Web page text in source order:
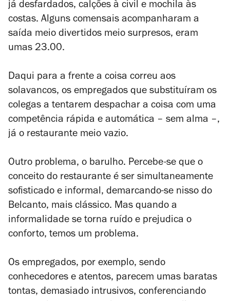
já desfardados, calções à civil e mochila às
costas. Alguns comensais acompanharam a
saída meio divertidos meio surpresos, eram
umas 23.00.
Daqui para a frente a coisa correu aos
solavancos, os empregados que substituíram os
colegas a tentarem despachar a coisa com uma
competência rápida e automática – sem alma –,
já o restaurante meio vazio.
Outro problema, o barulho. Percebe-se que o
conceito do restaurante é ser simultaneamente
sofisticado e informal, demarcando-se nisso do
Belcanto, mais clássico. Mas quando a
informalidade se torna ruído e prejudica o
conforto, temos um problema.
Os empregados, por exemplo, sendo
conhecedores e atentos, parecem umas baratas
tontas, demasiado intrusivos, conferenciando